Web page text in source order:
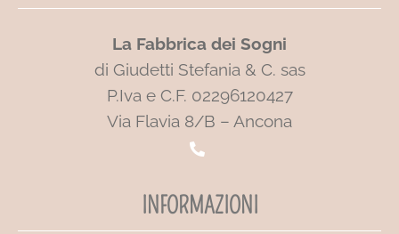
La Fabbrica dei Sogni
di Giudetti Stefania & C. sas
P.Iva e C.F. 02296120427
Via Flavia 8/B – Ancona
INFORMAZIONI